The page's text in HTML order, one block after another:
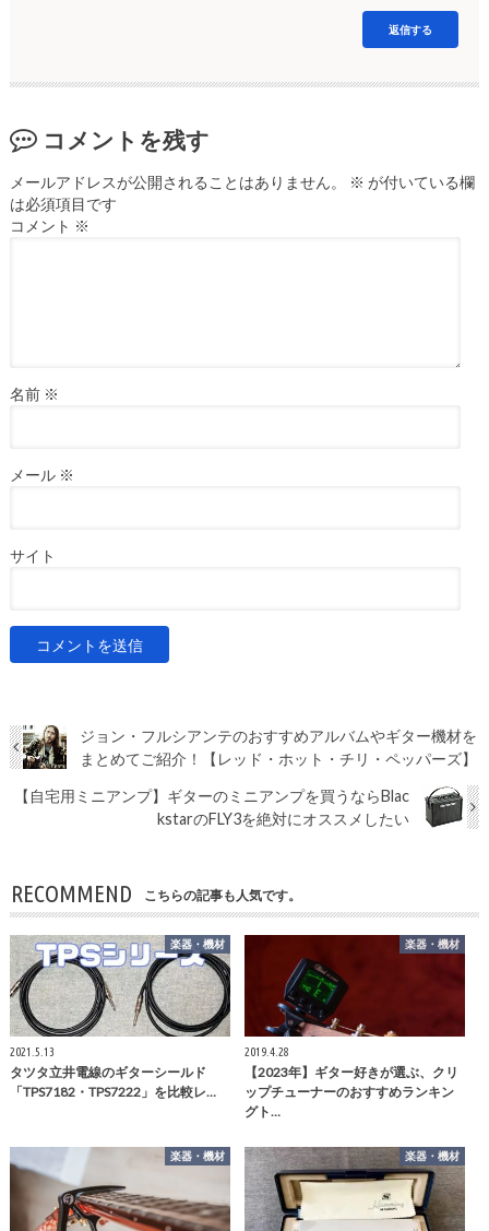
返信する
コメントを残す
メールアドレスが公開されることはありません。 ※ が付いている欄
は必須項目です
コメント ※
名前 ※
メール ※
サイト
ジョン・フルシアンテのおすすめアルバムやギター機材を
まとめてご紹介！【レッド・ホット・チリ・ペッパーズ】
【自宅用ミニアンプ】ギターのミニアンプを買うならBlac
kstarのFLY3を絶対にオススメしたい
RECOMMEND こちらの記事も人気です。
楽器・機材
2021.5.13
タツタ立井電線のギターシールド
「TPS7182・TPS7222」を比較レ…
楽器・機材
2019.4.28
【2023年】ギター好きが選ぶ、クリ
ップチューナーのおすすめランキン
グト…
楽器・機材 楽器・機材